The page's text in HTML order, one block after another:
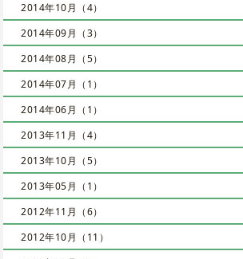
2014年10月（4）
2014年09月（3）
2014年08月（5）
2014年07月（1）
2014年06月（1）
2013年11月（4）
2013年10月（5）
2013年05月（1）
2012年11月（6）
2012年10月（11）